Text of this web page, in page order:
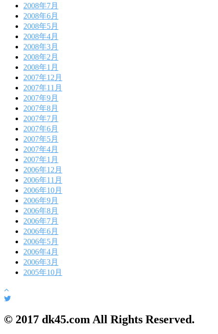
2008年7月
2008年6月
2008年5月
2008年4月
2008年3月
2008年2月
2008年1月
2007年12月
2007年11月
2007年9月
2007年8月
2007年7月
2007年6月
2007年5月
2007年4月
2007年1月
2006年12月
2006年11月
2006年10月
2006年9月
2006年8月
2006年7月
2006年6月
2006年5月
2006年4月
2006年3月
2005年10月
© 2017 dk45.com All Rights Reserved.